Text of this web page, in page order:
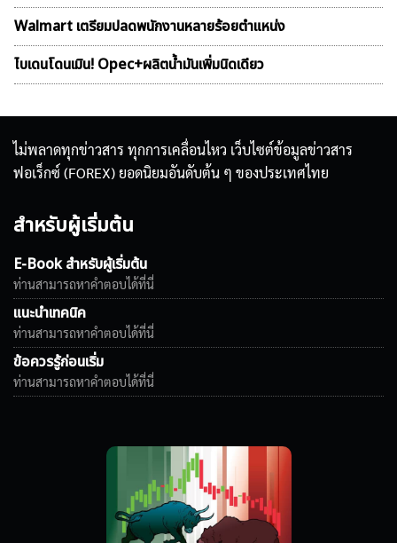
Walmart เตรียมปลดพนักงานหลายร้อยตำแหน่ง
ไบเดนโดนเมิน! Opec+ผลิตน้ำมันเพิ่มนิดเดียว
ไม่พลาดทุกข่าวสาร ทุกการเคลื่อนไหว เว็บไซต์ข้อมูลข่าวสาร
ฟอเร็กซ์ (FOREX) ยอดนิยมอันดับต้น ๆ ของประเทศไทย
สำหรับผู้เริ่มต้น
E-Book สำหรับผู้เริ่มต้น
ท่านสามารถหาคำตอบได้ที่นี่
แนะนำเทคนิค
ท่านสามารถหาคำตอบได้ที่นี่
ข้อควรรู้ก่อนเริ่ม
ท่านสามารถหาคำตอบได้ที่นี่